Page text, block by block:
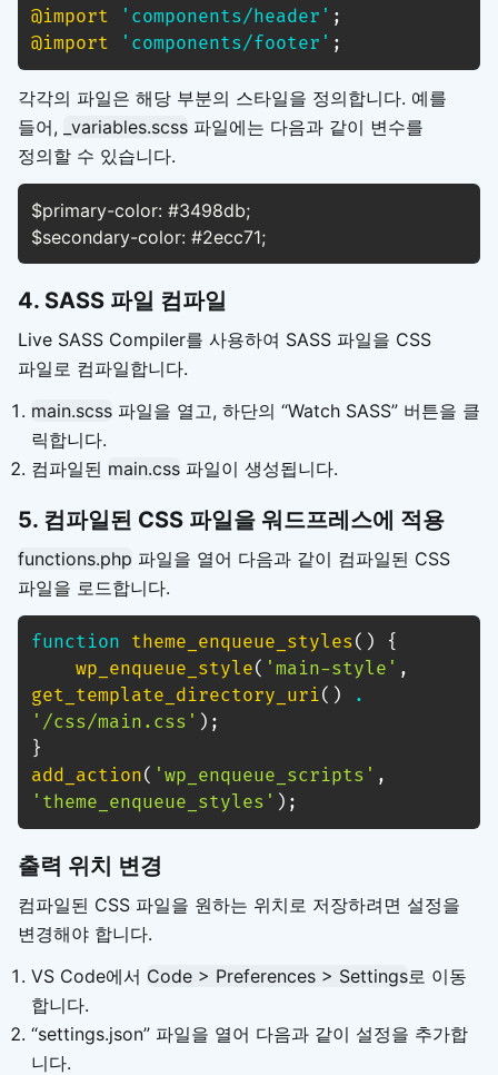
@import
'components/header' ;
@import
'components/footer' ;
각각의 파일은 해당 부분의 스타일을 정의합니다. 예를
들어,
_variables.scss 파일에는 다음과 같이 변수를
정의할 수 있습니다.
$primary-color: #3498db;
$secondary-color: #2ecc71;
4. SASS 파일 컴파일
Live SASS Compiler를 사용하여 SASS 파일을 CSS
파일로 컴파일합니다.
main.scss 파일을 열고, 하단의 “Watch SASS” 버튼을 클
릭합니다.
컴파일된 main.css 파일이 생성됩니다.
5. 컴파일된 CSS 파일을 워드프레스에 적용
functions.php 파일을 열어 다음과 같이 컴파일된 CSS
파일을 로드합니다.
function theme_enqueue_styles( )
{
wp_enqueue_style( 'main-style' ,
get_template_directory_uri( )
.
'/css/main.css' ) ;
}
add_action( 'wp_enqueue_scripts' ,
'theme_enqueue_styles' ) ;
출력 위치 변경
컴파일된 CSS 파일을 원하는 위치로 저장하려면 설정을
변경해야 합니다.
VS Code에서 Code > Preferences > Settings로 이동
합니다.
“settings.json” 파일을 열어 다음과 같이 설정을 추가합
니다.